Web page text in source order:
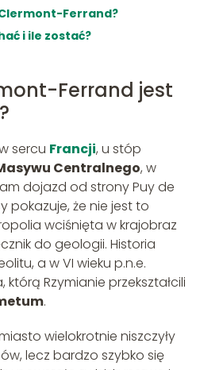
Ferrand?
i ile zostać?
Ferrand jest
sercu Francji, u stóp
Centralnego, w
dojazd od strony Puy de
pokazuje, że nie jest to
wciśnięta w krajobraz
do geologii. Historia
a w VI wieku p.n.e.
Rzymianie przekształcili
.
wielokrotnie niszczyły
lecz bardzo szybko się